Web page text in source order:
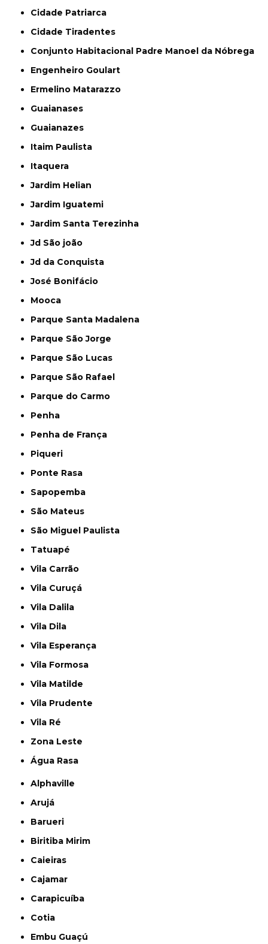
Cidade Patriarca
Cidade Tiradentes
Conjunto Habitacional Padre Manoel da Nóbrega
Engenheiro Goulart
Ermelino Matarazzo
Guaianases
Guaianazes
Itaim Paulista
Itaquera
Jardim Helian
Jardim Iguatemi
Jardim Santa Terezinha
Jd São joão
Jd da Conquista
José Bonifácio
Mooca
Parque Santa Madalena
Parque São Jorge
Parque São Lucas
Parque São Rafael
Parque do Carmo
Penha
Penha de França
Piqueri
Ponte Rasa
Sapopemba
São Mateus
São Miguel Paulista
Tatuapé
Vila Carrão
Vila Curuçá
Vila Dalila
Vila Dila
Vila Esperança
Vila Formosa
Vila Matilde
Vila Prudente
Vila Ré
Zona Leste
Água Rasa
Alphaville
Arujá
Barueri
Biritiba Mirim
Caieiras
Cajamar
Carapicuíba
Cotia
Embu Guaçú